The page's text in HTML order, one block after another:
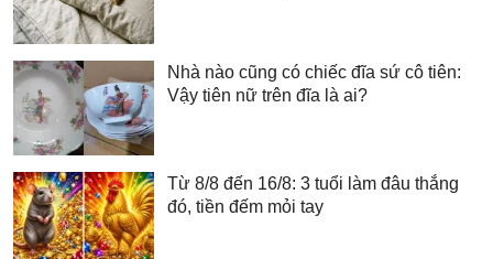
Nhà nào cũng có chiếc đĩa sứ cô tiên:
Vậy tiên nữ trên đĩa là ai?
Từ 8/8 đến 16/8: 3 tuổi làm đâu thắng
đó, tiền đếm mỏi tay